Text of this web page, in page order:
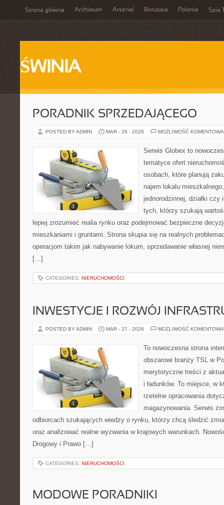
Strona główna Archiwum Arsenal Borussia Polonia Spis
ŚWINIA
PORADNIK SPRZEDAJĄCEGO
POSTED BY ADMIN MAR - 28 - 2026 MOŻLIWOŚĆ
Serwis Globex to
tematyce ofert
osobach, które planują
najem lokalu
jednorodzinnej, działki czy
tych, którzy szukają
lepiej zrozumieć realia rynku oraz podejmować bezpieczne
mieszkaniami i gruntami. Strona skupia się na realnych
operacjom takim jak nabywanie lokum, sprzedawanie własnej
[…]
CATEGORIES: NIERUCHOMOŚCI
INWESTYCJE I ROZWÓJ
POSTED BY ADMIN MAR - 27 - 2026 MOŻLIWOŚĆ
To nowoczesna strona
obszarowi branży TSL w
merytoryczne treści z
i ładunków. To miejsce, w
rzetelne opracowania
magazynowania. Serwis
odbiorcach szukających wiedzy o rynku, którzy chcą śledzić
oraz analizować realne wyzwania w krajowych warunkach.
Drogowy i Prawo […]
CATEGORIES: NIERUCHOMOŚCI
MODOWE PORADNIKI